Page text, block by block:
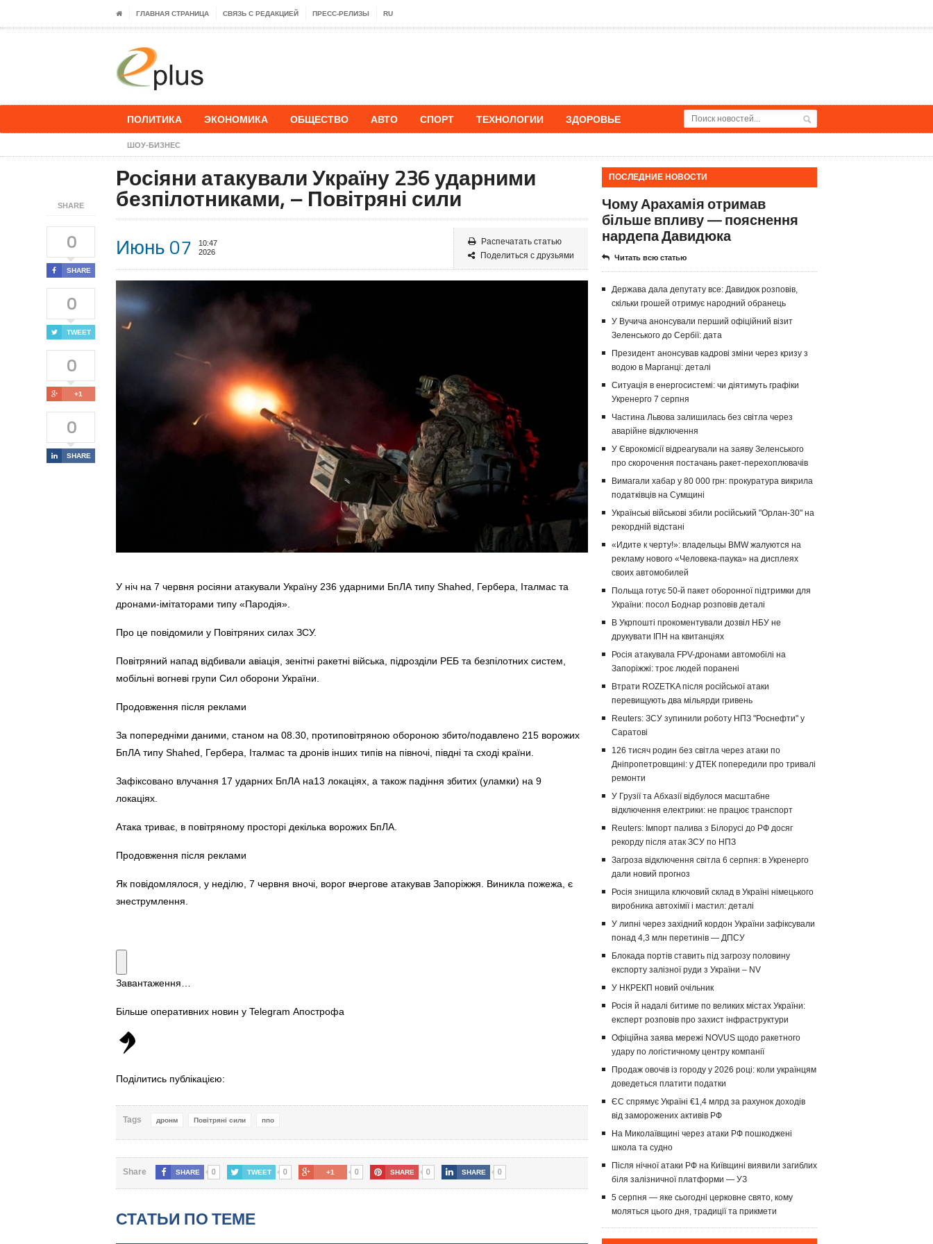
ГЛАВНАЯ СТРАНИЦА СВЯЗЬ С РЕДАКЦИЕЙ ПРЕСС-РЕЛИЗЫ RU
ПОЛИТИКА ЭКОНОМИКА ОБЩЕСТВО АВТО СПОРТ ТЕХНОЛОГИИ ЗДОРОВЬЕ
ШОУ-БИЗНЕС
SHARE
0
SHARE
0
TWEET
0
+1
0
SHARE
Росіяни атакували Україну 236 ударними
безпілотниками, – Повітряні сили
Июнь 07
10:47
2026
Распечатать статью
Поделиться с друзьями
У ніч на 7 червня росіяни атакували Україну 236 ударними БпЛА типу Shahed, Гербера, Італмас та
дронами-імітаторами типу «Пародія».
Про це повідомили у Повітряних силах ЗСУ.
Повітряний напад відбивали авіація, зенітні ракетні війська, підрозділи РЕБ та безпілотних систем,
мобільні вогневі групи Сил оборони України.
Продовження після реклами
За попередніми даними, станом на 08.30, протиповітряною обороною збито/подавлено 215 ворожих
БпЛА типу Shahed, Гербера, Італмас та дронів інших типів на півночі, півдні та сході країни.
Зафіксовано влучання 17 ударних БпЛА на13 локаціях, а також падіння збитих (уламки) на 9
локаціях.
Атака триває, в повітряному просторі декілька ворожих БпЛА.
Продовження після реклами
Як повідомлялося, у неділю, 7 червня вночі, ворог вчергове атакував Запоріжжя. Виникла пожежа, є
знеструмлення.
Завантаження…
Більше оперативних новин у Telegram Апострофа
Поділитись публікацією:
Tags дронм Повітряні сили ппо
Share SHARE 0 TWEET 0 +1 0 SHARE 0 SHARE 0
СТАТЬИ ПО ТЕМЕ
ПОСЛЕДНИЕ НОВОСТИ
Чому Арахамія отримав
більше впливу — пояснення
нардепа Давидюка
Читать всю статью
Держава дала депутату все: Давидюк розповів,
скільки грошей отримує народний обранець
У Вучича анонсували перший офіційний візит
Зеленського до Сербії: дата
Президент анонсував кадрові зміни через кризу з
водою в Марганці: деталі
Ситуація в енергосистемі: чи діятимуть графіки
Укренерго 7 серпня
Частина Львова залишилась без світла через
аварійне відключення
У Єврокомісії відреагували на заяву Зеленського
про скорочення постачань ракет-перехоплювачів
Вимагали хабар у 80 000 грн: прокуратура викрила
податківців на Сумщині
Українські військові збили російський "Орлан-30" на
рекордній відстані
«Идите к черту!»: владельцы BMW жалуются на
рекламу нового «Человека-паука» на дисплеях
своих автомобилей
Польща готує 50-й пакет оборонної підтримки для
України: посол Боднар розповів деталі
В Укрпошті прокоментували дозвіл НБУ не
друкувати ІПН на квитанціях
Росія атакувала FPV-дронами автомобілі на
Запоріжжі: троє людей поранені
Втрати ROZETKA після російської атаки
перевищують два мільярди гривень
Reuters: ЗСУ зупинили роботу НПЗ "Роснефти" у
Саратові
126 тисяч родин без світла через атаки по
Дніпропетровщині: у ДТЕК попередили про тривалі
ремонти
У Грузії та Абхазії відбулося масштабне
відключення електрики: не працює транспорт
Reuters: Імпорт палива з Білорусі до РФ досяг
рекорду після атак ЗСУ по НПЗ
Загроза відключення світла 6 серпня: в Укренерго
дали новий прогноз
Росія знищила ключовий склад в Україні німецького
виробника автохімії і мастил: деталі
У липні через західний кордон України зафіксували
понад 4,3 млн перетинів — ДПСУ
Блокада портів ставить під загрозу половину
експорту залізної руди з України – NV
У НКРЕКП новий очільник
Росія й надалі битиме по великих містах України:
експерт розповів про захист інфраструктури
Офіційна заява мережі NOVUS щодо ракетного
удару по логістичному центру компанії
Продаж овочів із городу у 2026 році: коли українцям
доведеться платити податки
ЄС спрямує Україні €1,4 млрд за рахунок доходів
від заморожених активів РФ
На Миколаївщині через атаки РФ пошкоджені
школа та судно
Після нічної атаки РФ на Київщині виявили загиблих
біля залізничної платформи — УЗ
5 серпня — яке сьогодні церковне свято, кому
моляться цього дня, традиції та прикмети